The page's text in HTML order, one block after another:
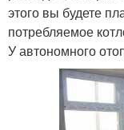
этого вы будете
потребляемое
У автономного